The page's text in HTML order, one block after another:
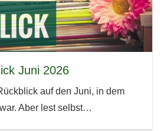
Juni 2026
auf den Juni, in dem
Aber lest selbst…